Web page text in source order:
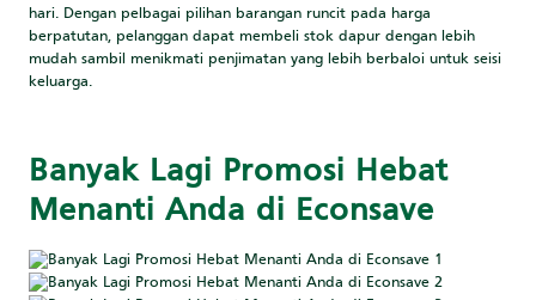
hari. Dengan pelbagai pilihan barangan runcit pada harga
berpatutan, pelanggan dapat membeli stok dapur dengan lebih
mudah sambil menikmati penjimatan yang lebih berbaloi untuk seisi
keluarga.
Banyak Lagi Promosi Hebat
Menanti Anda di Econsave